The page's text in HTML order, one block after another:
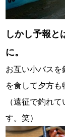
しかし予報と
に。
お互い小バス
を食して夕方も
（遠征で釣れ
す。笑）